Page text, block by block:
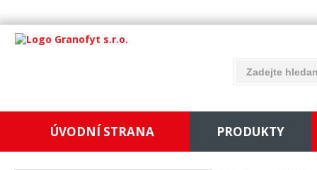
ÚVODNÍ STRANA PRODUKTY